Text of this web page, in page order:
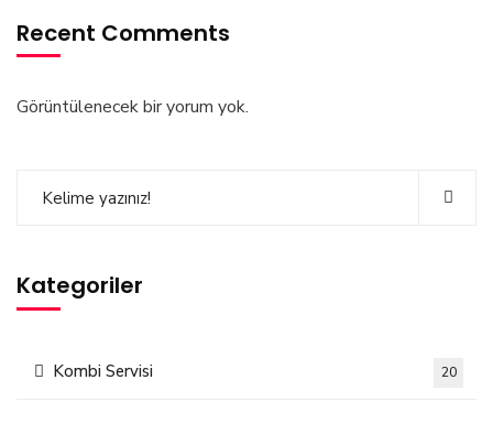
Recent Comments
Görüntülenecek bir yorum yok.
Kategoriler
Kombi Servisi 20